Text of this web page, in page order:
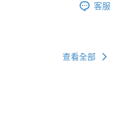
客服
查看全部